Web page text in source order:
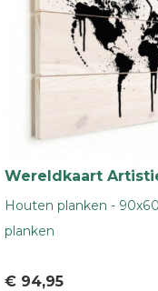
Wereldkaart
Houten planken -
planken
€ 94,95